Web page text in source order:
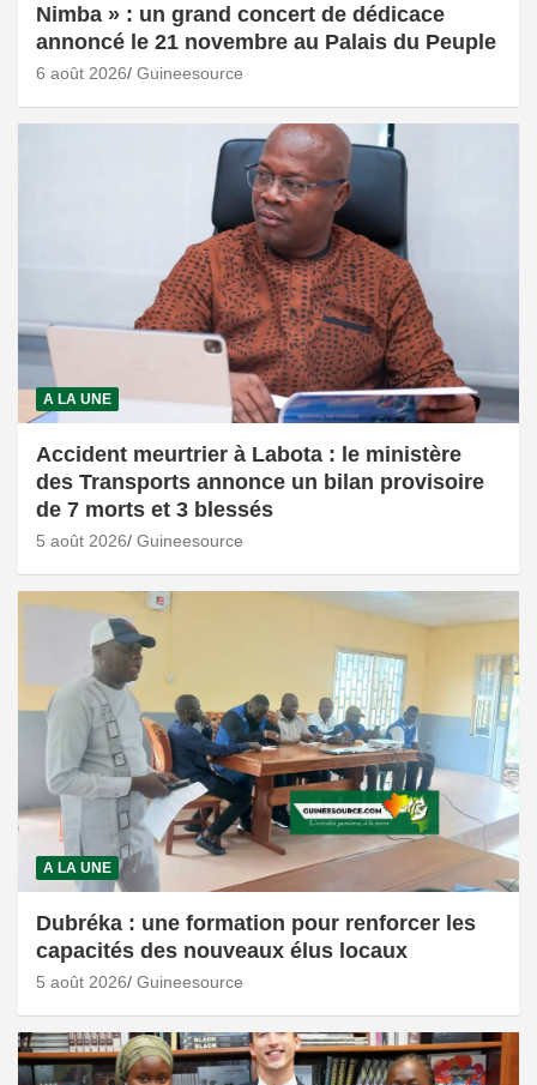
Nimba » : un grand concert de dédicace
annoncé le 21 novembre au Palais du Peuple
6 août 2026 Guineesource
A LA UNE
Accident meurtrier à Labota : le ministère
des Transports annonce un bilan provisoire
de 7 morts et 3 blessés
5 août 2026 Guineesource
A LA UNE
Dubréka : une formation pour renforcer les
capacités des nouveaux élus locaux
5 août 2026 Guineesource